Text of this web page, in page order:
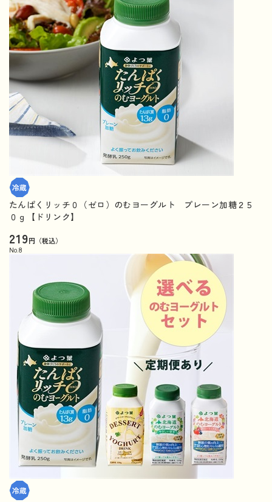
たんぱくリッチ０（ゼロ）のむヨーグルト プレーン加糖２５
０ｇ【ドリンク】
219円（税込）
No. 8